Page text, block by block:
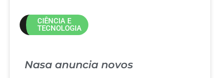
CIÊNCIA E
TECNOLOGIA
Nasa anuncia novos